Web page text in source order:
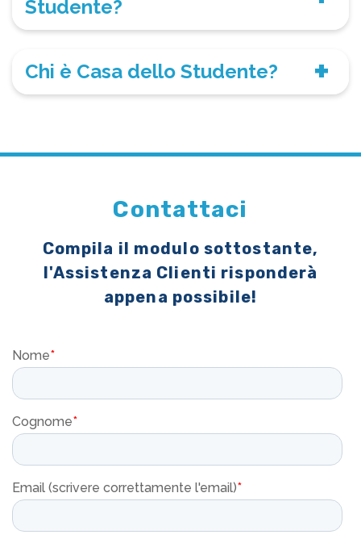
Studente?
Chi è Casa dello Studente?
Contattaci
Compila il modulo sottostante,
l'Assistenza Clienti risponderà
appena possibile!